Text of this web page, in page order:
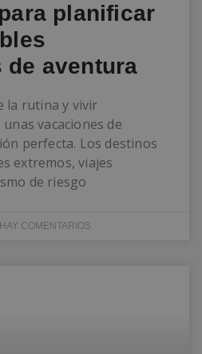
planificar
de aventura
la rutina y vivir
vacaciones de
perfecta. Los destinos
extremos, viajes
de riesgo
COMENTARIOS